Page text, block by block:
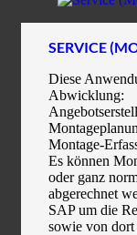
SERVICE
Diese
Abwicklung:
Montage-
Es können
oder ganz
abgerechnet
SAP um die
sowie von dort